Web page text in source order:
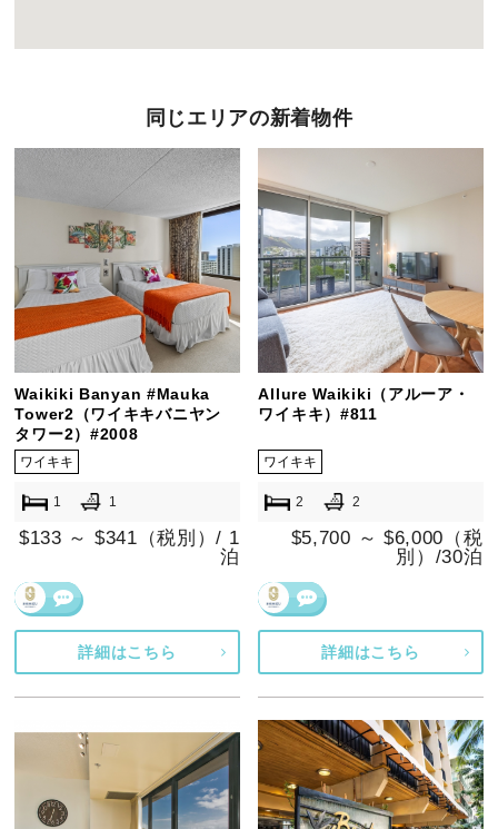
同じエリアの新着物件
Waikiki Banyan #Mauka
Tower2（ワイキキバニヤン
タワー2）#2008
ワイキキ
1 1
$133 ～ $341（税別）/ 1
泊
詳細はこちら
Allure Waikiki（アルーア・
ワイキキ）#811
ワイキキ
2 2
$5,700 ～ $6,000（税
別）/30泊
詳細はこちら